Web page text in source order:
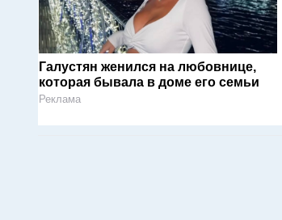
Галустян женился на любовнице,
которая бывала в доме его семьи
Реклама